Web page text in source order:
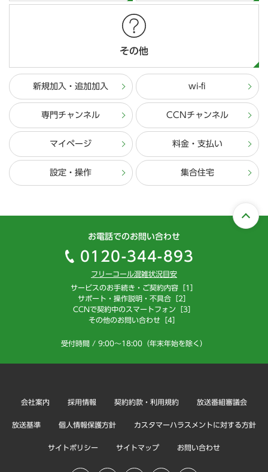
その他
新規加入・追加加入 wi-fi
専門チャンネル CCNチャンネル
マイページ 料金・支払い
設定・操作 集合住宅
お電話でのお問い合わせ
0120-344-893
フリーコール混雑状況目安
サービスのお手続き・ご契約内容［1］
サポート・操作説明・不具合［2］
CCNで契約中のスマートフォン［3］
その他のお問い合わせ［4］
受付時間 / 9:00～18:00（年末年始を除く）
会社案内 採用情報 契約約款・利用規約 放送番組審議会
放送基準 個人情報保護方針 カスタマーハラスメントに対する方針
サイトポリシー サイトマップ お問い合わせ